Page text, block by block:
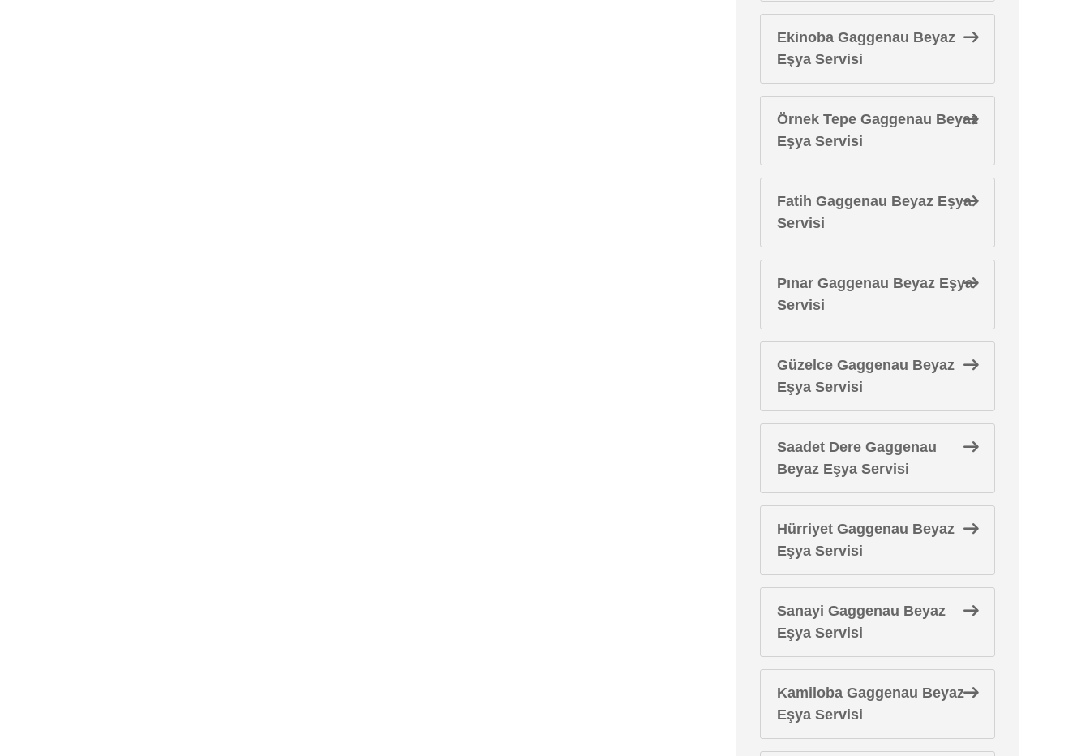
Ekinoba Gaggenau Beyaz
Eşya Servisi
Örnek Tepe Gaggenau Beyaz
Eşya Servisi
Fatih Gaggenau Beyaz Eşya
Servisi
Pınar Gaggenau Beyaz Eşya
Servisi
Güzelce Gaggenau Beyaz
Eşya Servisi
Saadet Dere Gaggenau
Beyaz Eşya Servisi
Hürriyet Gaggenau Beyaz
Eşya Servisi
Sanayi Gaggenau Beyaz
Eşya Servisi
Kamiloba Gaggenau Beyaz
Eşya Servisi